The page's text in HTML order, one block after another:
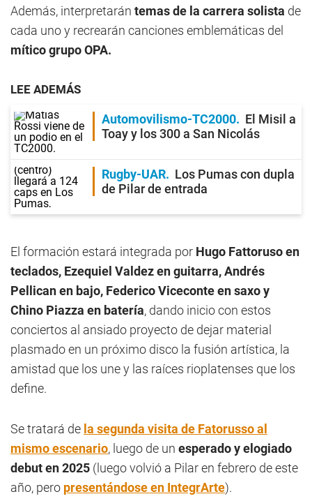
Además, interpretarán temas de la carrera solista de
cada uno y recrearán canciones emblemáticas del
mítico grupo OPA.
LEE ADEMÁS
Automovilismo-TC2000
El Misil a
Toay y los 300 a San Nicolás
Rugby-UAR
Los Pumas con dupla
de Pilar de entrada
El formación estará integrada por Hugo Fattoruso en
teclados, Ezequiel Valdez en guitarra, Andrés
Pellican en bajo, Federico Viceconte en saxo y
Chino Piazza en batería, dando inicio con estos
conciertos al ansiado proyecto de dejar material
plasmado en un próximo disco la fusión artística, la
amistad que los une y las raíces rioplatenses que los
define.
Se tratará de la segunda visita de Fatorusso al
mismo escenario, luego de un esperado y elogiado
debut en 2025 (luego volvió a Pilar en febrero de este
año, pero presentándose en IntegrArte).